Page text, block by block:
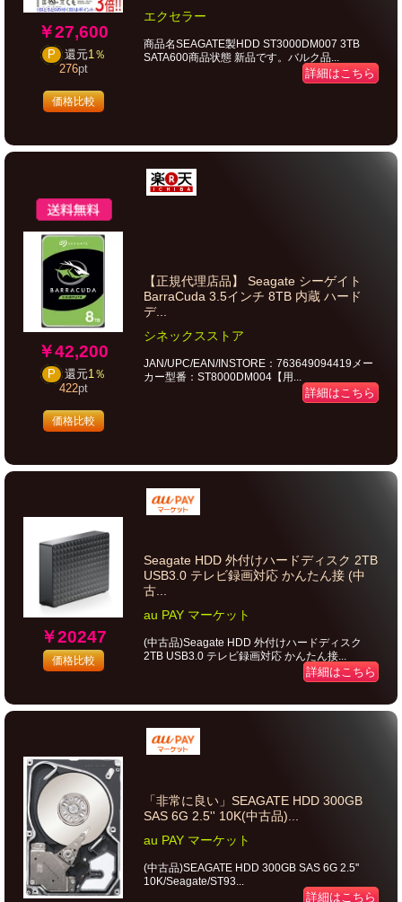
￥27,600
P 還元1％
276pt
価格比較
エクセラー
商品名SEAGATE製HDD ST3000DM007 3TB
SATA600商品状態 新品です。バルク品...
詳細はこちら
￥42,200
P 還元1％
422pt
価格比較
【正規代理店品】 Seagate シーゲイト
BarraCuda 3.5インチ 8TB 内蔵 ハード
デ...
シネックスストア
JAN/UPC/EAN/INSTORE：763649094419メー
カー型番：ST8000DM004【用...
詳細はこちら
￥20247
価格比較
Seagate HDD 外付けハードディスク 2TB
USB3.0 テレビ録画対応 かんたん接 (中
古...
au PAY マーケット
(中古品)Seagate HDD 外付けハードディスク
2TB USB3.0 テレビ録画対応 かんたん接...
詳細はこちら
「非常に良い」SEAGATE HDD 300GB
SAS 6G 2.5'' 10K(中古品)...
au PAY マーケット
(中古品)SEAGATE HDD 300GB SAS 6G 2.5''
10K/Seagate/ST93...
詳細はこちら